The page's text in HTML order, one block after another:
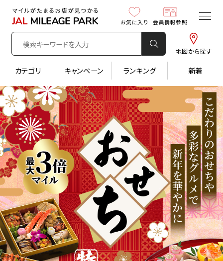
地図から探す
お気に入り 会員情報参照
カテゴリ キャンペーン ランキング 新着